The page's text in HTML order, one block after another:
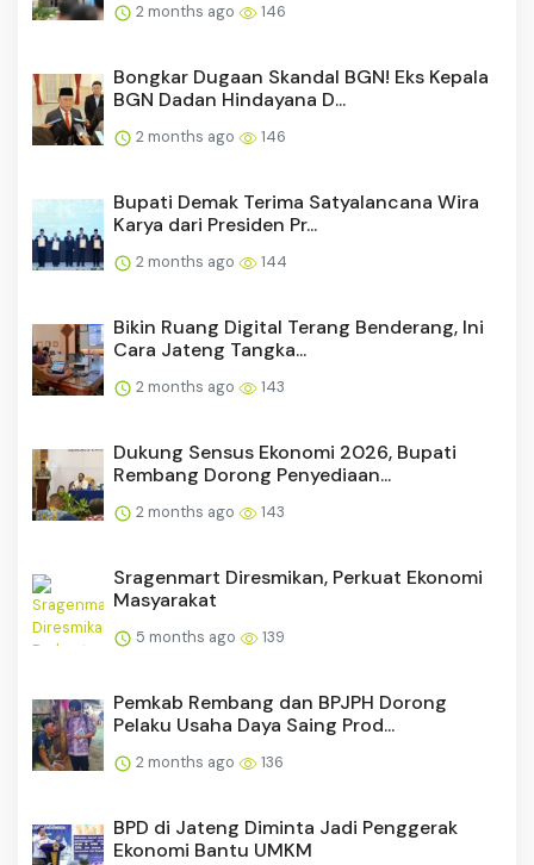
2 months ago 146
Bongkar Dugaan Skandal BGN! Eks Kepala
BGN Dadan Hindayana D...
2 months ago 146
Bupati Demak Terima Satyalancana Wira
Karya dari Presiden Pr...
2 months ago 144
Bikin Ruang Digital Terang Benderang, Ini
Cara Jateng Tangka...
2 months ago 143
Dukung Sensus Ekonomi 2026, Bupati
Rembang Dorong Penyediaan...
2 months ago 143
Sragenmart Diresmikan, Perkuat Ekonomi
Masyarakat
5 months ago 139
Pemkab Rembang dan BPJPH Dorong
Pelaku Usaha Daya Saing Prod...
2 months ago 136
BPD di Jateng Diminta Jadi Penggerak
Ekonomi Bantu UMKM